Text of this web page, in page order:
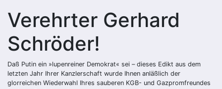
Verehrter Gerhard
Schröder!
Daß Putin ein »lupenreiner Demokrat« sei – dieses Edikt aus dem
letzten Jahr Ihrer Kanzlerschaft wurde Ihnen anläßlich der
glorreichen Wiederwahl Ihres sauberen KGB- und Gazpromfreundes